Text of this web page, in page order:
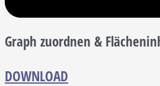
Graph zuordnen &
DOWNLOAD